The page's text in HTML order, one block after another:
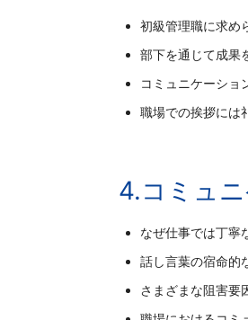
初級管理職に求め
部下を通じて成果
コミュニケーショ
職場での挨拶には
4.コミュ
なぜ仕事では丁寧
話し言葉の宿命的
さまざまな阻害要